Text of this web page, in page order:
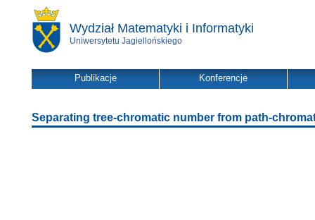
Wydział Matematyki i Informatyki
Uniwersytetu Jagiellońskiego
Publikacje Konferencje
Separating tree-chromatic number from path-